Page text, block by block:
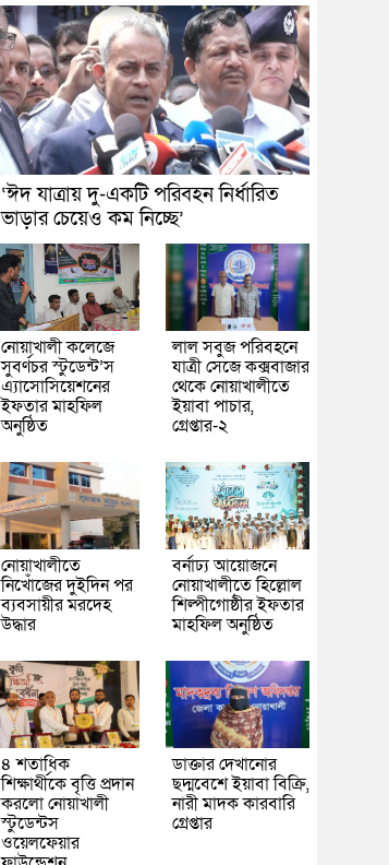
‘ঈদ যাত্রায় দু-একটি পরিবহন নির্ধারিত
ভাড়ার চেয়েও কম নিচ্ছে’
নোয়াখালী কলেজে
সুবর্ণচর স্টুডেন্ট’স
এ্যাসোসিয়েশনের
ইফতার মাহফিল
অনুষ্ঠিত
লাল সবুজ পরিবহনে
যাত্রী সেজে কক্সবাজার
থেকে নোয়াখালীতে
ইয়াবা পাচার,
গ্রেপ্তার-২
নোয়াখালীতে
নিখোঁজের দুইদিন পর
ব্যবসায়ীর মরদেহ
উদ্ধার
বর্নাঢ্য আয়োজনে
নোয়াখালীতে হিল্লোল
শিল্পীগোষ্ঠীর ইফতার
মাহফিল অনুষ্ঠিত
৪ শতাধিক
শিক্ষার্থীকে বৃত্তি প্রদান
করলো নোয়াখালী
স্টুডেন্টস
ওয়েলফেয়ার
ডাক্তার দেখানোর
ছদ্মবেশে ইয়াবা বিক্রি,
নারী মাদক কারবারি
গ্রেপ্তার